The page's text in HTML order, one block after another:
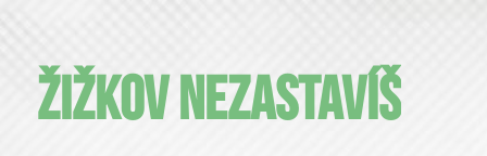
Žižkov nezastavíš